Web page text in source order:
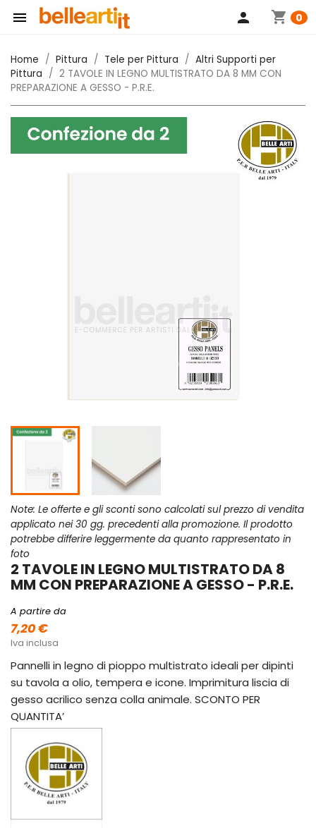
 shopping_cart 0
person
Home Pittura Tele per Pittura
Altri Supporti per
Pittura
2 TAVOLE IN LEGNO MULTISTRATO DA 8 MM CON
PREPARAZIONE A GESSO - P.R.E.
Note: Le offerte e gli sconti sono calcolati sul prezzo di vendita
applicato nei 30 gg. precedenti alla promozione. Il prodotto
potrebbe differire leggermente da quanto rappresentato in
foto
2 TAVOLE IN LEGNO MULTISTRATO DA 8
MM CON PREPARAZIONE A GESSO - P.R.E.
A partire da
7,20 €
Iva inclusa
Pannelli in legno di pioppo multistrato ideali per dipinti
su tavola a olio, tempera e icone. Imprimitura liscia di
gesso acrilico senza colla animale. SCONTO PER
QUANTITA’